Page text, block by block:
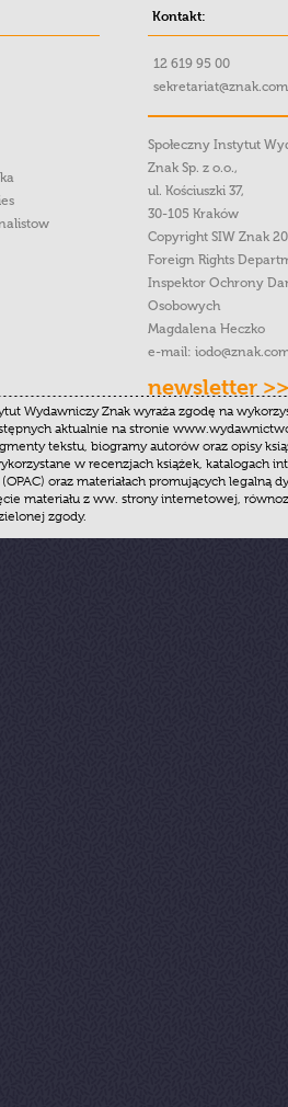
Kontakt:
12 619 95 00
Społeczny Instytut
Znak Sp. z o.o.,
ul. Kościuszki 37,
30-105 Kraków
Copyright SIW Znak
Foreign Rights
Inspektor Ochrony
Osobowych
Magdalena Heczko
e-mail:
newsletter >>
Wydawniczy Znak wyraża zgodę na
aktualnie na stronie
tekstu, biogramy autorów oraz opisy
w recenzjach książek, katalogach
oraz materiałach promujących legalną
materiału z ww. strony internetowej,
zgody.